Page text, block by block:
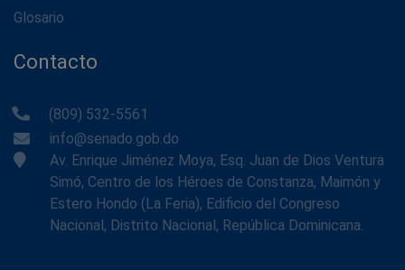
Glosario
Contacto
(809) 532-5561
info@senado.gob.do
Av. Enrique Jiménez Moya, Esq. Juan de Dios Ventura
Simó, Centro de los Héroes de Constanza, Maimón y
Estero Hondo (La Feria), Edificio del Congreso
Nacional, Distrito Nacional, República Dominicana.